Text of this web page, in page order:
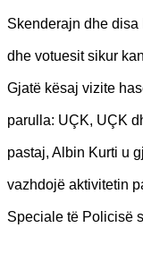
Skenderajn dhe
dhe votuesit sikur
Gjatë kësaj vizite
parulla: UÇK, UÇK
pastaj, Albin Kurti u
vazhdojë aktivitetin
Speciale të Policisë